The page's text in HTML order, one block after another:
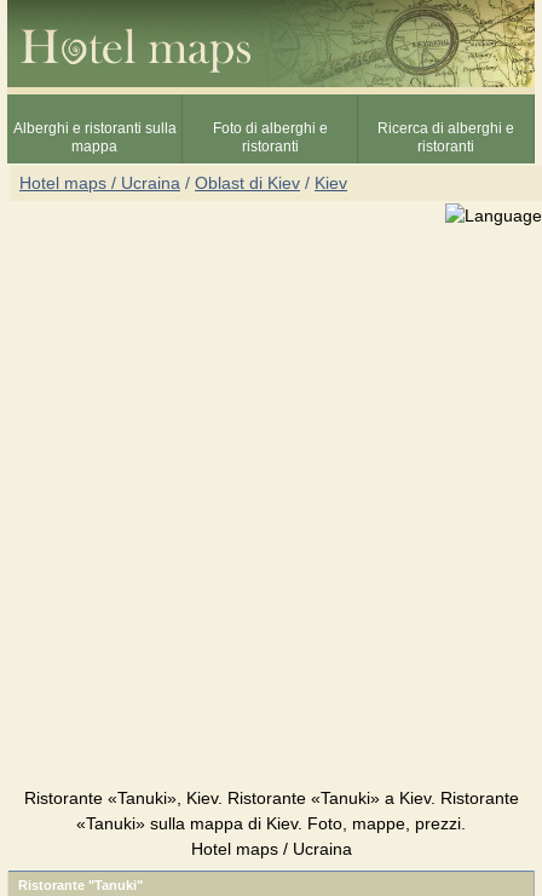
Alberghi e ristoranti sulla
mappa
Foto di alberghi e
ristoranti
Ricerca di alberghi e
ristoranti
Hotel maps / Ucraina / Oblast di Kiev / Kiev
Ristorante «Tanuki», Kiev. Ristorante «Tanuki» a Kiev. Ristorante
«Tanuki» sulla mappa di Kiev. Foto, mappe, prezzi.
Hotel maps / Ucraina
Ristorante "Tanuki"